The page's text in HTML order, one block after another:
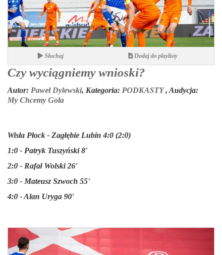
Słuchaj Dodaj do playlisty
Czy wyciągniemy wnioski?
Autor: Paweł Dylewski, Kategoria: PODKASTY, Audycja:
My Chcemy Gola
Wisła Płock - Zagłębie Lubin 4:0 (2:0)
1:0 - Patryk Tuszyński 8'
2:0 - Rafał Wolski 26'
3:0 - Mateusz Szwoch 55'
4:0 - Alan Uryga 90'